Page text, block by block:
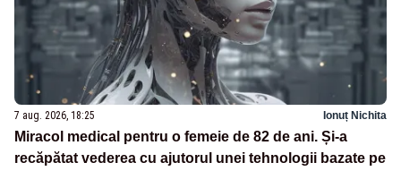
7 aug. 2026, 18:25 Ionuț Nichita
Miracol medical pentru o femeie de 82 de ani. Și-a
recăpătat vederea cu ajutorul unei tehnologii bazate pe